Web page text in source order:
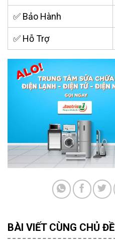
✅ Bảo Hành
✅ Hỗ Trợ
BÀI VIẾT CÙNG CHỦ ĐỀ